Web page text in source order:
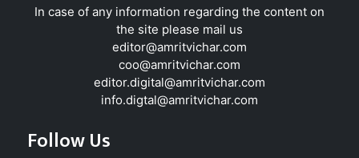
In case of any information regarding the content on
the site please mail us
editor@amritvichar.com
coo@amritvichar.com
editor.digital@amritvichar.com
info.digtal@amritvichar.com
Follow Us